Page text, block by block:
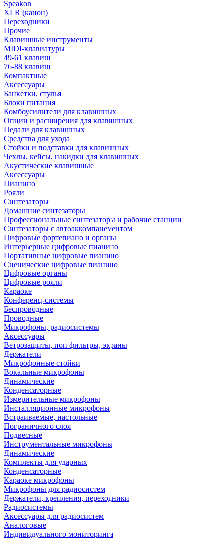
Speakon
XLR (канон)
Переходники
Прочие
Клавишные инструменты
MIDI-клавиатуры
49-61 клавиш
76-88 клавиш
Компактные
Аксессуары
Банкетки, стулья
Блоки питания
Комбоусилители для клавишных
Опции и расширения для клавишных
Педали для клавишных
Средства для ухода
Стойки и подставки для клавишных
Чехлы, кейсы, накидки для клавишных
Акустические клавишные
Аксессуары
Пианино
Рояли
Синтезаторы
Домашние синтезаторы
Профессиональные синтезаторы и рабочие станции
Синтезаторы с автоаккомпанементом
Цифровые фортепиано и органы
Интерьерные цифровые пианино
Портативные цифровые пианино
Сценические цифровые пианино
Цифровые органы
Цифровые рояли
Караоке
Конференц-системы
Беспроводные
Проводные
Микрофоны, радиосистемы
Аксессуары
Ветрозащиты, поп фильтры, экраны
Держатели
Микрофонные стойки
Вокальные микрофоны
Динамические
Конденсаторные
Измерительные микрофоны
Инсталляционные микрофоны
Встраиваемые, настольные
Пограничного слоя
Подвесные
Инструментальные микрофоны
Динамические
Комплекты для ударных
Конденсаторные
Караоке микрофоны
Микрофоны для радиосистем
Держатели, крепления, переходники
Радиосистемы
Аксессуары для радиосистем
Аналоговые
Индивидуального мониторинга